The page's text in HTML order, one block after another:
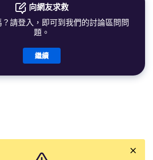
向網友求救
請登入，即可到我們的討論區問問
題。
繼續